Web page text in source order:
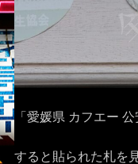
「愛媛県 カフエー 公
すると貼られた札を